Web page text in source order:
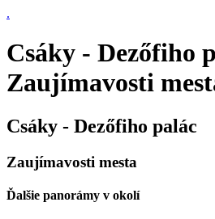
.
Csáky - Dezőfiho
Zaujímavosti
Csáky - Dezőfiho palác
Zaujímavosti mesta
Ďalšie panorámy v okolí